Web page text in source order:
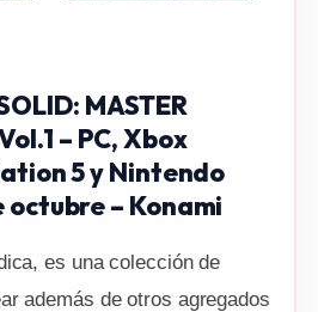
MASTER
– PC, Xbox
5 y Nintendo
octubre – Konami
es una colección de
además de otros agregados